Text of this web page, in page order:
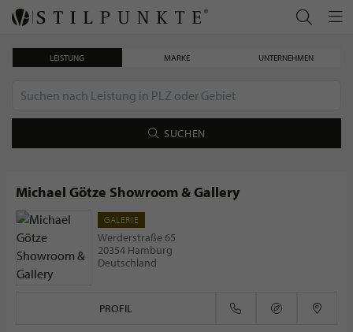
Der Bananensprayer Thomas Baumgärtel
LEISTUNG MARKE UNTERNEHMEN
SUCHEN
Michael Götze Showroom & Gallery
GALERIE
Werderstraße 65
20354 Hamburg
Deutschland
PROFIL